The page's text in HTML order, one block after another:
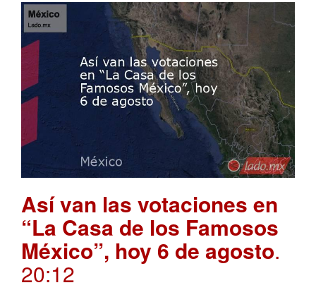
Así van las votaciones en
“La Casa de los Famosos
México”, hoy 6 de agosto.
20:12